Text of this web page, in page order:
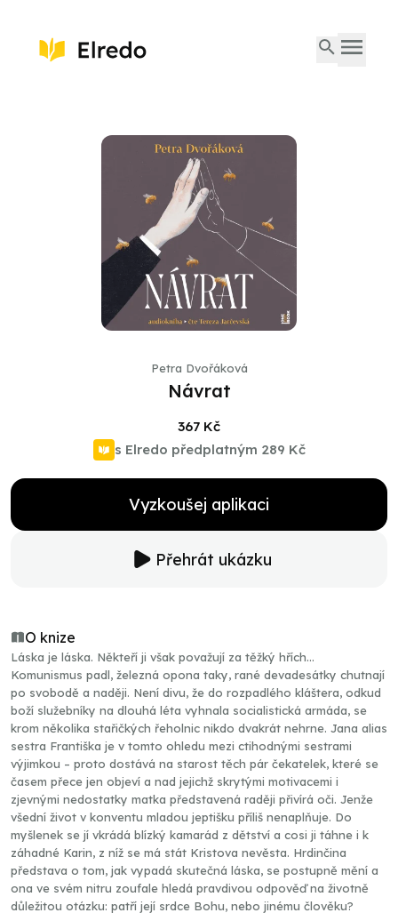
Petra Dvořáková
Návrat
367 Kč
s Elredo předplatným 289 Kč
Vyzkoušej aplikaci
Přehrát ukázku
O knize
Láska je láska. Někteří ji však považují za těžký hřích…
Komunismus padl, železná opona taky, rané devadesátky chutnají
po svobodě a naději. Není divu, že do rozpadlého kláštera, odkud
boží služebníky na dlouhá léta vyhnala socialistická armáda, se
krom několika stařičkých řeholnic nikdo dvakrát nehrne. Jana alias
sestra Františka je v tomto ohledu mezi ctihodnými sestrami
výjimkou – proto dostává na starost těch pár čekatelek, které se
časem přece jen objeví a nad jejichž skrytými motivacemi i
zjevnými nedostatky matka představená raději přivírá oči. Jenže
všední život v konventu mladou jeptišku příliš nenaplňuje. Do
myšlenek se jí vkrádá blízký kamarád z dětství a cosi ji táhne i k
záhadné Karin, z níž se má stát Kristova nevěsta. Hrdinčina
představa o tom, jak vypadá skutečná láska, se postupně mění a
ona ve svém nitru zoufale hledá pravdivou odpověď na životně
důležitou otázku: patří její srdce Bohu, nebo jinému člověku?